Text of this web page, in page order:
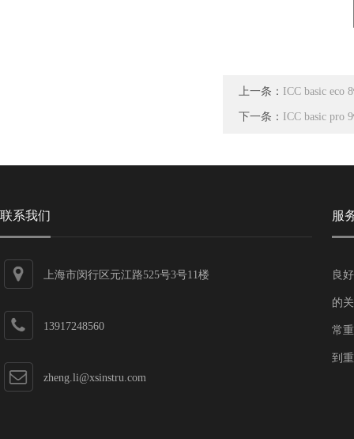
上一条： ICC basic eco
下一条： ICC basic pro
联系我们
上海市闵行区元江路525号3号11楼
13917248560
zheng.li@xsinstru.com
服
良
的
常
到